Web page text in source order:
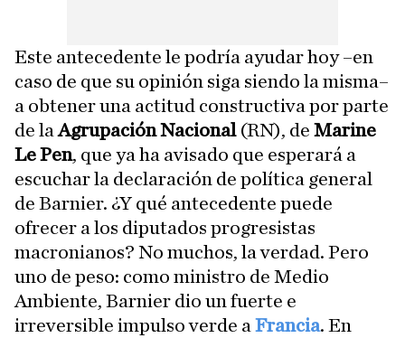
Este antecedente le podría ayudar hoy –en
caso de que su opinión siga siendo la misma–
a obtener una actitud constructiva por parte
de laAgrupación Nacional(RN), de Marine
Le Pen, que ya ha avisado que esperará a
escuchar la declaración de política general
de Barnier. ¿Y qué antecedente puede
ofrecer a los diputados progresistas
macronianos? No muchos, la verdad. Pero
uno de peso: como ministro de Medio
Ambiente, Barnier dio un fuerte e
irreversible impulso verde a Francia. En